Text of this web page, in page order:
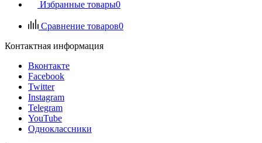
Избранные товары0
Сравнение товаров0
Контактная информация
Вконтакте
Facebook
Twitter
Instagram
Telegram
YouTube
Одноклассники